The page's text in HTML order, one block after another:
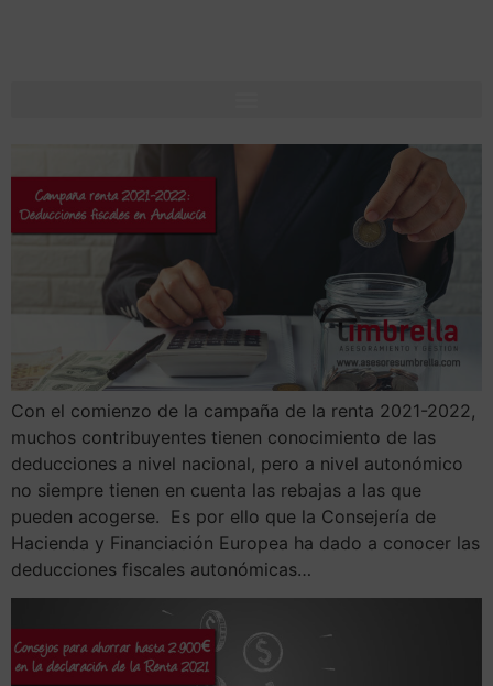
Con el comienzo de la campaña de la renta 2021-2022,
muchos contribuyentes tienen conocimiento de las
deducciones a nivel nacional, pero a nivel autonómico
no siempre tienen en cuenta las rebajas a las que
pueden acogerse. Es por ello que la Consejería de
Hacienda y Financiación Europea ha dado a conocer las
deducciones fiscales autonómicas…